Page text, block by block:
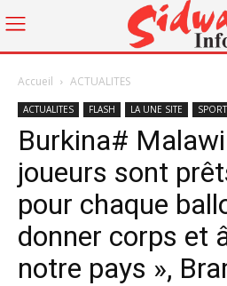
Accueil ACTUALITES
ACTUALITES FLASH LA UNE SITE SPORT
Burkina#
joueurs sont
pour chaque
donner corps et
notre pays »,